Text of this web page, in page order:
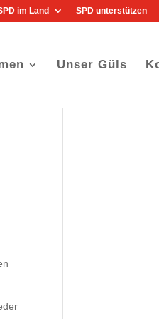
im Land SPD unterstützen
Unser Güls